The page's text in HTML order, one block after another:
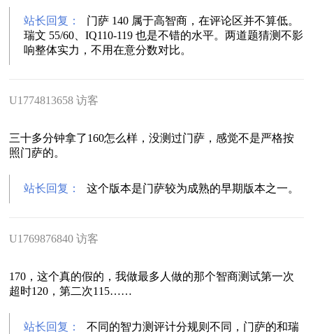
站长回复：
门萨 140 属于高智商，在评论区并不算低。
瑞文 55/60、IQ110-119 也是不错的水平。两道题猜测不影
响整体实力，不用在意分数对比。
U1774813658 访客
三十多分钟拿了160怎么样，没测过门萨，感觉不是严格按
照门萨的。
站长回复： 这个版本是门萨较为成熟的早期版本之一。
U1769876840 访客
170，这个真的假的，我做最多人做的那个智商测试第一次
超时120，第二次115……
站长回复：
不同的智力测评计分规则不同，门萨的和瑞